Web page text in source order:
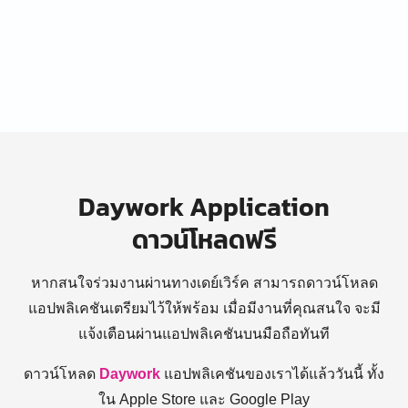
Daywork Application
ดาวน์โหลดฟรี
หากสนใจร่วมงานผ่านทางเดย์เวิร์ค สามารถดาวน์โหลด
แอปพลิเคชันเตรียมไว้ให้พร้อม เมื่อมีงานที่คุณสนใจ จะมี
แจ้งเตือนผ่านแอปพลิเคชันบนมือถือทันที
ดาวน์โหลด Daywork แอปพลิเคชันของเราได้แล้ววันนี้ ทั้ง
ใน Apple Store และ Google Play